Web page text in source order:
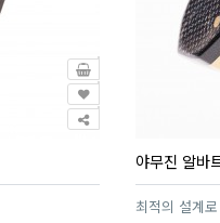
야무진 알바
최적의 설계